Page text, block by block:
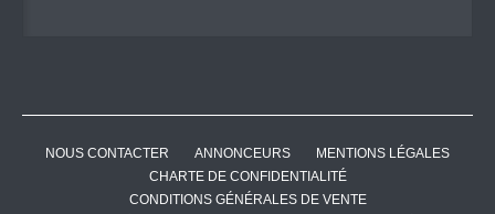
NOUS CONTACTER ANNONCEURS
MENTIONS LÉGALES
CHARTE DE CONFIDENTIALITÉ
CONDITIONS GÉNÉRALES DE VENTE